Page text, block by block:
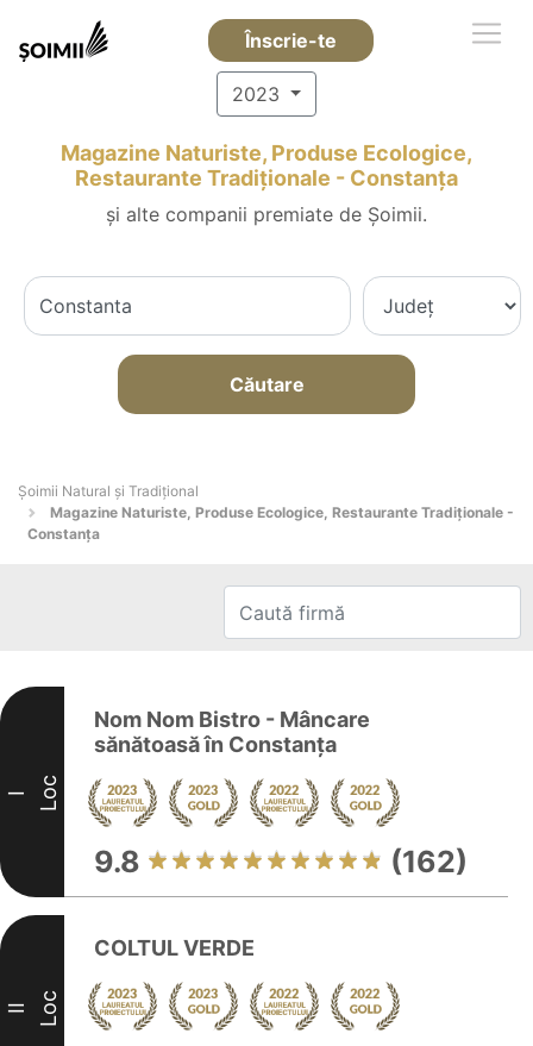
Înscrie-te
2023
Magazine Naturiste, Produse Ecologice,
Restaurante Tradiționale - Constanţa
și alte companii premiate de Șoimii.
Căutare
Șoimii Natural și Tradițional
Magazine Naturiste, Produse Ecologice, Restaurante Tradiționale -
Constanţa
I Loc
Nom Nom Bistro - Mâncare
sănătoasă în Constanța
9.8 (162)
II Loc
COLTUL VERDE